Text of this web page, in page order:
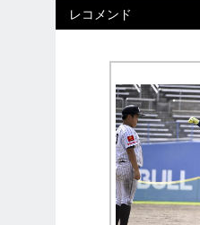
レコメンド